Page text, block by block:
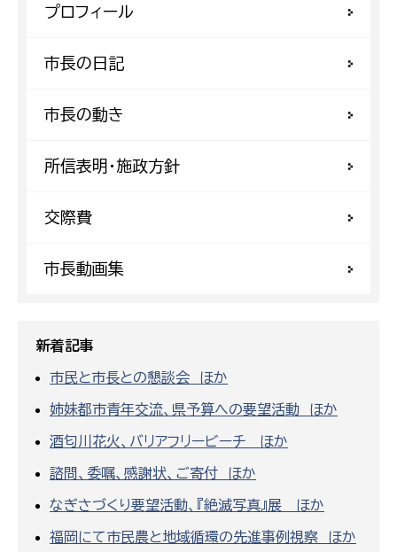
プロフィール
市長の日記
市長の動き
所信表明・施政方針
交際費
市長動画集
新着記事
市民と市長との懇談会 ほか
姉妹都市青年交流、県予算への要望活動 ほか
酒匂川花火、バリアフリービーチ ほか
諮問、委嘱、感謝状、ご寄付 ほか
なぎさづくり要望活動、『絶滅写真』展 ほか
福岡にて市民農と地域循環の先進事例視察 ほか